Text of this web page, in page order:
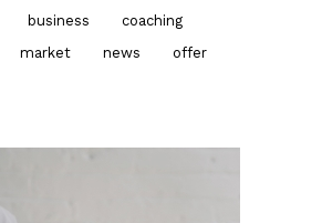
business
coaching
market news
offer